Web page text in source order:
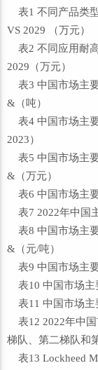
表1 不同产品类
VS 2029 （万元）
表2 不同应用耐
2029（万元）
表3 中国市场主要
&（吨）
表4 中国市场主
2023）
表5 中国市场主要
&（万元）
表6 中国市场主要
表7 2022年中国
表8 中国市场主要
&（元/吨）
表9 中国市场主
表10 中国市场主
表11 中国市场主
表12 2022年中国
梯队、第二梯队和
表13 Lockheed